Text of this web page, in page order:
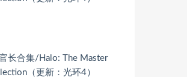
长合集/Halo: The Master
（更新：光环4）